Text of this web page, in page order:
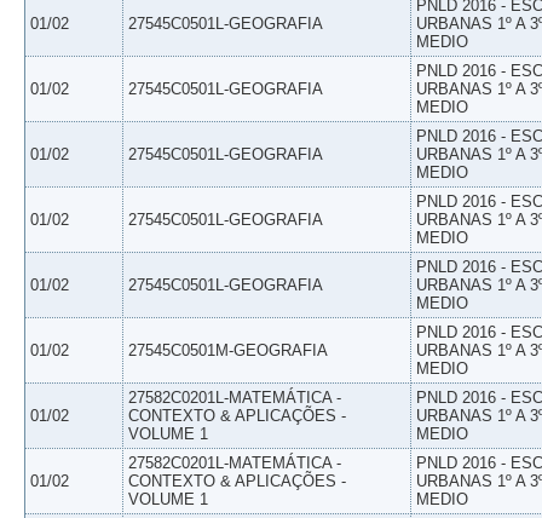
01/02 27545C0501L-GEOGRAFIA
PNLD 2016 -
URBANAS 1º A
MEDIO
01/02 27545C0501L-GEOGRAFIA
PNLD 2016 -
URBANAS 1º A
MEDIO
01/02 27545C0501L-GEOGRAFIA
PNLD 2016 -
URBANAS 1º A
MEDIO
01/02 27545C0501L-GEOGRAFIA
PNLD 2016 -
URBANAS 1º A
MEDIO
01/02 27545C0501L-GEOGRAFIA
PNLD 2016 -
URBANAS 1º A
MEDIO
01/02 27545C0501M-GEOGRAFIA
PNLD 2016 -
URBANAS 1º A
MEDIO
01/02
27582C0201L-MATEMÁTICA -
CONTEXTO & APLICAÇÕES -
VOLUME 1
PNLD 2016 -
URBANAS 1º A
MEDIO
01/02
27582C0201L-MATEMÁTICA -
CONTEXTO & APLICAÇÕES -
VOLUME 1
PNLD 2016 -
URBANAS 1º A
MEDIO